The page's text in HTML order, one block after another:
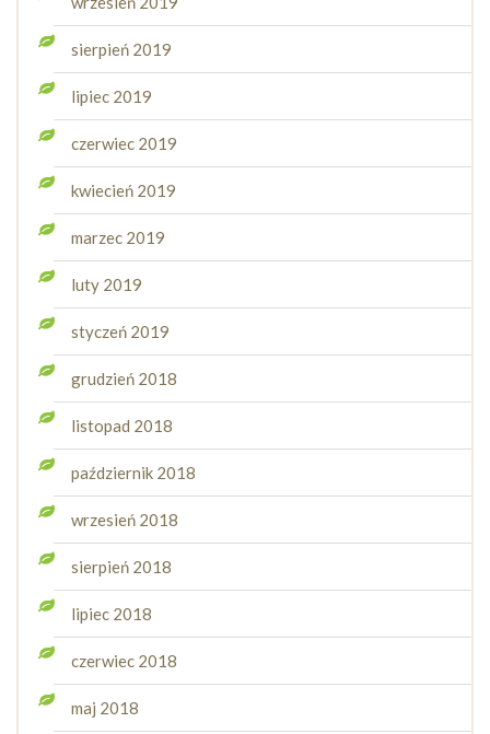
sierpień 2019
lipiec 2019
czerwiec 2019
kwiecień 2019
marzec 2019
luty 2019
styczeń 2019
grudzień 2018
listopad 2018
październik 2018
wrzesień 2018
sierpień 2018
lipiec 2018
czerwiec 2018
maj 2018